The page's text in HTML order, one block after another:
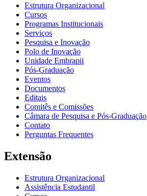
Estrutura Organizacional
Cursos
Programas Institucionais
Serviços
Pesquisa e Inovação
Polo de Inovação
Unidade Embrapii
Pós-Graduação
Eventos
Documentos
Editais
Comitês e Comissões
Câmara de Pesquisa e Pós-Graduação
Contato
Perguntas Frequentes
Extensão
Estrutura Organizacional
Assistência Estudantil